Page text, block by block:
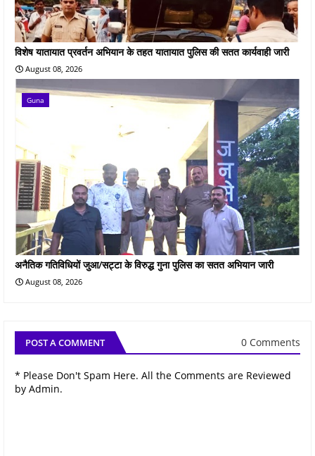
विशेष यातायात प्रवर्तन अभियान के तहत यातायात पुलिस की सतत कार्यवाही जारी
August 08, 2026
Guna
अनैतिक गतिविधियों जुआ/सट्टा के विरुद्ध गुना पुलिस का सतत अभियान जारी
August 08, 2026
POST A COMMENT 0 Comments
* Please Don't Spam Here. All the Comments are Reviewed
by Admin.